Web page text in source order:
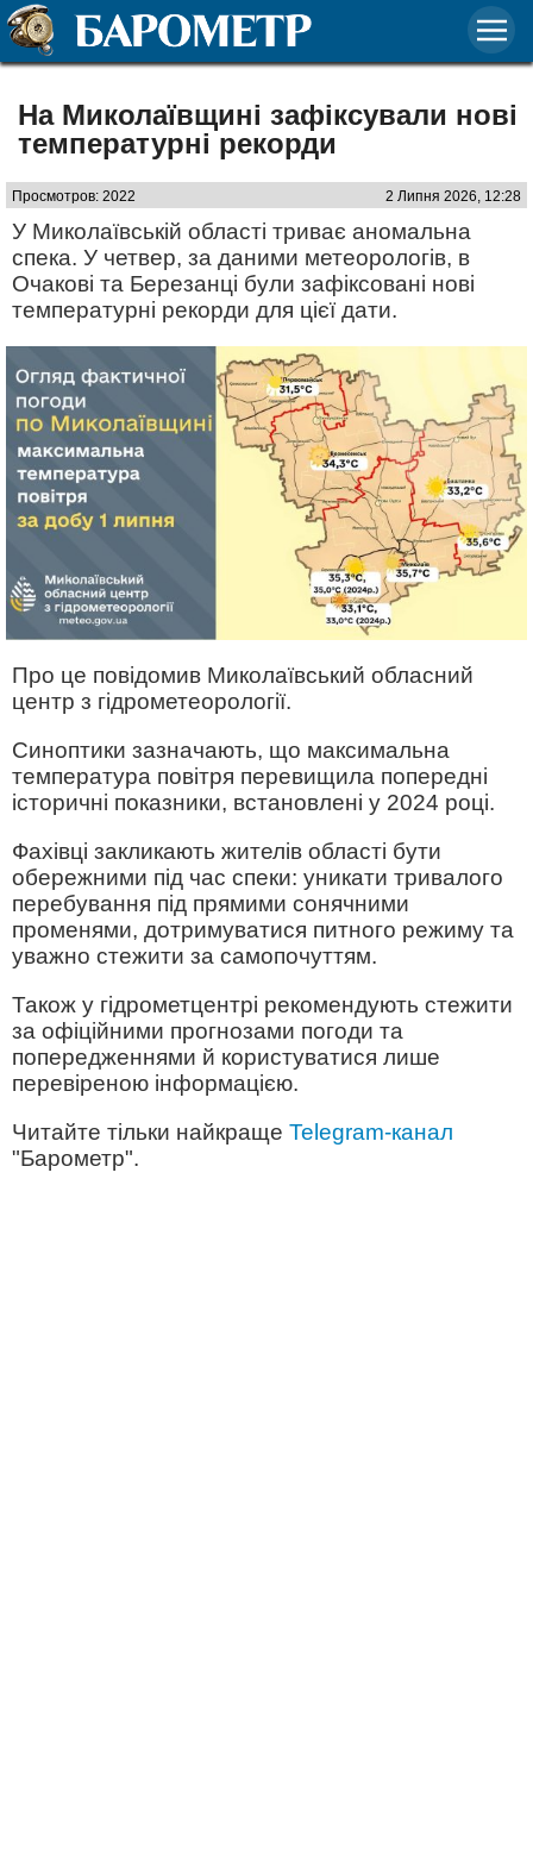
На Миколаївщині зафіксували нові
температурні рекорди
Просмотров: 2022 2 Липня 2026, 12:28
У Миколаївській області триває аномальна
спека. У четвер, за даними метеорологів, в
Очакові та Березанці були зафіксовані нові
температурні рекорди для цієї дати.
Про це повідомив Миколаївський обласний
центр з гідрометеорології.
Синоптики зазначають, що максимальна
температура повітря перевищила попередні
історичні показники, встановлені у 2024 році.
Фахівці закликають жителів області бути
обережними під час спеки: уникати тривалого
перебування під прямими сонячними
променями, дотримуватися питного режиму та
уважно стежити за самопочуттям.
Також у гідрометцентрі рекомендують стежити
за офіційними прогнозами погоди та
попередженнями й користуватися лише
перевіреною інформацією.
Читайте тільки найкраще Telegram-канал
"Барометр".